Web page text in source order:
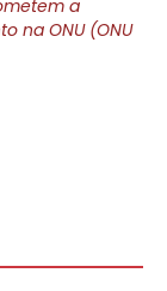
a
na ONU (ONU